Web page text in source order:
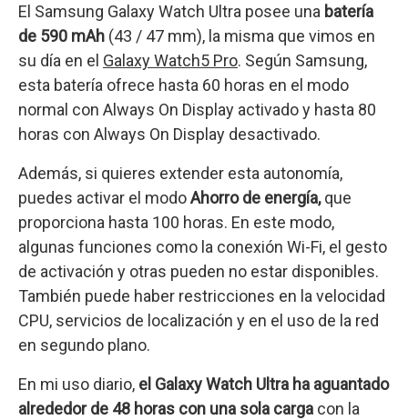
El Samsung Galaxy Watch Ultra posee una batería
de 590 mAh (43 / 47 mm), la misma que vimos en
su día en el Galaxy Watch5 Pro. Según Samsung,
esta batería ofrece hasta 60 horas en el modo
normal con Always On Display activado y hasta 80
horas con Always On Display desactivado.
Además, si quieres extender esta autonomía,
puedes activar el modoAhorro de energía,que
proporciona hasta 100 horas. En este modo,
algunas funciones como la conexión Wi-Fi, el gesto
de activación y otras pueden no estar disponibles.
También puede haber restricciones en la velocidad
CPU, servicios de localización y en el uso de la red
en segundo plano.
En mi uso diario, el Galaxy Watch Ultra ha aguantado
alrededor de 48 horas con una sola carga con la